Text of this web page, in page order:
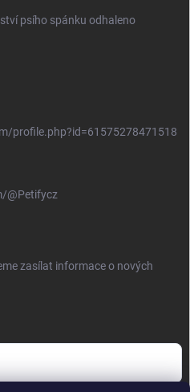
psího spánku odhaleno
profile.php?id=61575278471518
@Petifycz
zasílat informace o nových